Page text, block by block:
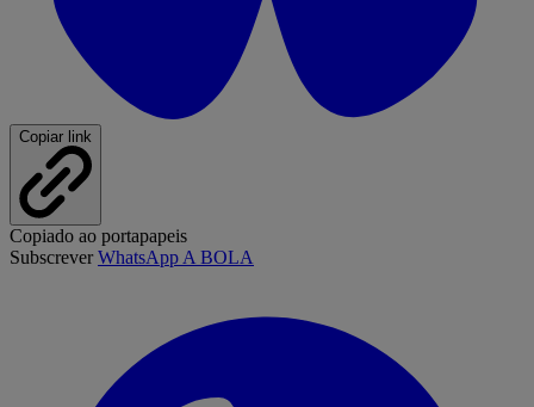
Copiar link
Copiado ao portapapeis
SubscreverWhatsApp A BOLA